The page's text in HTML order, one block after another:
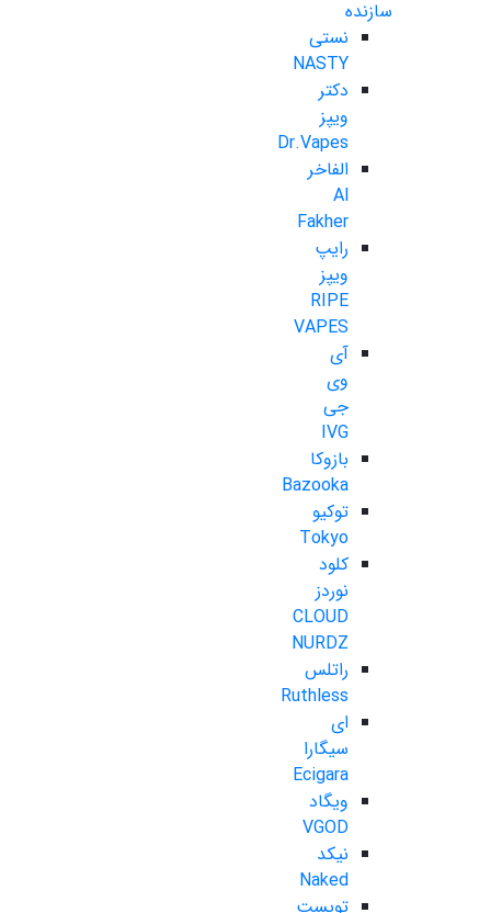
سازنده
نستی
NASTY
دکتر
ویپز
Dr.Vapes
الفاخر
Al
Fakher
رایپ
ویپز
RIPE
VAPES
آی
وی
جی
IVG
بازوکا
Bazooka
توکیو
Tokyo
کلود
نوردز
CLOUD
NURDZ
راتلس
Ruthless
ای
سیگارا
Ecigara
ویگاد
VGOD
نیکد
Naked
تویست